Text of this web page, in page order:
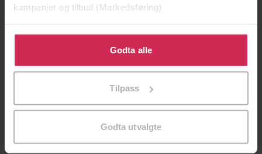
kampanjer og tilbud (Markedsføring)
Klikk på «Godta alle» for å gi oss ditt samtykke til å
bruke cookies for alle disse formålene. Du kan også
tilpasse ditt samtykke til spesifikke formål ved å klikke
Godta alle
Tilpass
Godta utvalgte
EBOK
Forfattere Maureen Child(forfatter),Jessica Lemmon
(forfatter),Siv Barkald
Harlequin
Utgitt 16.01.2026